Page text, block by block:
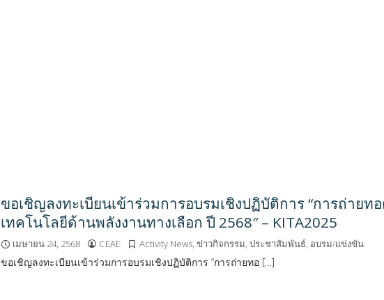
ขอเชิญลงทะเบียนเข้าร่วมการอบรมเชิงปฏิบัติการ “การถ่าย
เทคโนโลยีด้านพลังงานทางเลือก ปี 2568″ – KITA2025
เมษายน 24, 2568 CEAE Activity News ,ข่าวกิจกรรม ,ประชาสัมพันธ์ อบรม/แข่งขัน
ขอเชิญลงทะเบียนเข้าร่วมการอบรมเชิงปฏิบัติการ “การถ่ายทอ […]